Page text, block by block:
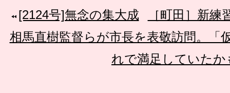
[2124号]無念の集大成
［町田］新
相馬直樹監督らが市長を表敬訪問。「
れで満足していたか